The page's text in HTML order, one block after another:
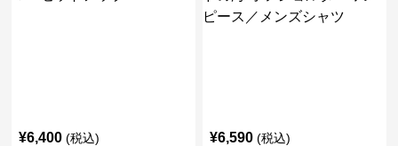
¥6,400 (税込) ¥6,590 (税込)